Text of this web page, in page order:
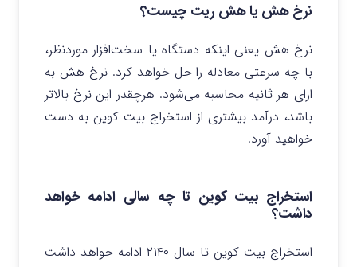
نرخ هش یا هش ریت چیست؟
نرخ هش یعنی اینکه دستگاه یا سخت‌افزار موردنظر،
با چه سرعتی معادله را حل خواهد کرد. نرخ هش به
ازای هر ثانیه محاسبه می‌شود. هرچقدر این نرخ بالاتر
باشد، درآمد بیشتری از استخراج بیت کوین به دست
خواهید آورد.
استخراج بیت کوین تا چه سالی ادامه خواهد
داشت؟
استخراج بیت کوین تا سال ۲۱۴۰ ادامه خواهد داشت